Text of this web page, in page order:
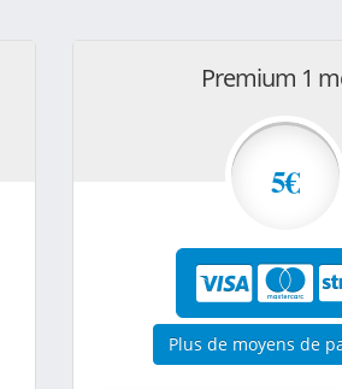
Premium 1
5€
Plus de moyens de